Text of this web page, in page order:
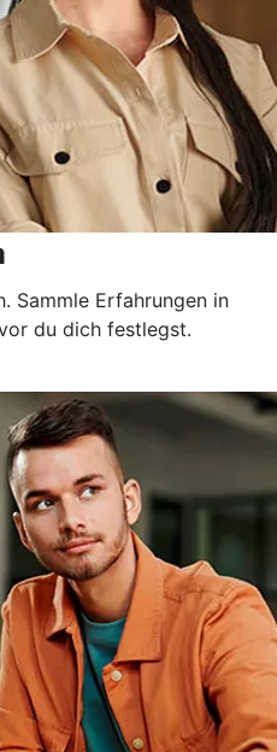
Sammle Erfahrungen in
du dich festlegst.